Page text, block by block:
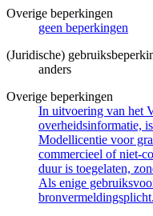
Overige beperkingen
geen beperkingen
(Juridische)
anders
Overige beperkingen
In uitvoering van het
overheidsinformatie,
Modellicentie voor
commercieel of niet-
duur is toegelaten,
Als enige
bronvermeldingsplicht.